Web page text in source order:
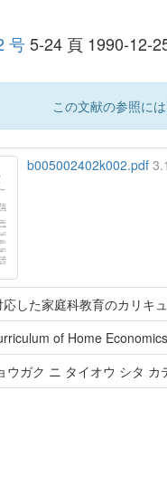
号5-24 頁 1990-12-
この文献の参照に
b005002402k002.pdf
した家庭科教育のカリキ
of Home
ウガク ニ タイオウ シタ